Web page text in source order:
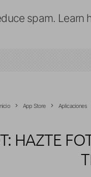
spam. Learn
App Store Aplicaciones
HAZTE